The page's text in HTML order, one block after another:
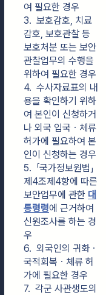
여 필요한 경우
3.  보호감호, 치료
감호, 보호관찰 등
보호처분 또는 보안
관찰업무의 수행을
위하여 필요한 경우
4.  수사자료표의 내
용을 확인하기 위하
여 본인이 신청하거
나 외국 입국ㆍ체류
허가에 필요하여 본
인이 신청하는 경우
5.  「국가정보원법」
제4조제4항에 따른
보안업무에 관한 대
통령령에 근거하여
신원조사를 하는 경
우
6.  외국인의 귀화ㆍ
국적회복ㆍ체류 허
가에 필요한 경우
7.  각군 사관생도의